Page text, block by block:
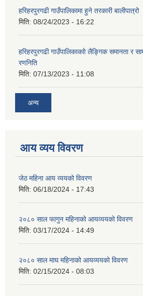
हरिहरपुरगढी गाउँपालिकामा हुने तरकारी बालीपात्रो
मिति: 08/24/2023 - 16:22
हरिहरपुरगढी गाउँपालिकाकाो लैङ्गिक समानता र
रणनिति
मिति: 07/13/2023 - 11:08
अन्य
आय व्यय विवरण
जेठ महिना आय व्ययको विवरण
मिति: 06/18/2024 - 17:43
२०८० साल फागुन महिनाको आयव्ययको विवरण
मिति: 03/17/2024 - 14:49
२०८० साल माघ महिनाको आयव्ययको विवरण
मिति: 02/15/2024 - 08:03